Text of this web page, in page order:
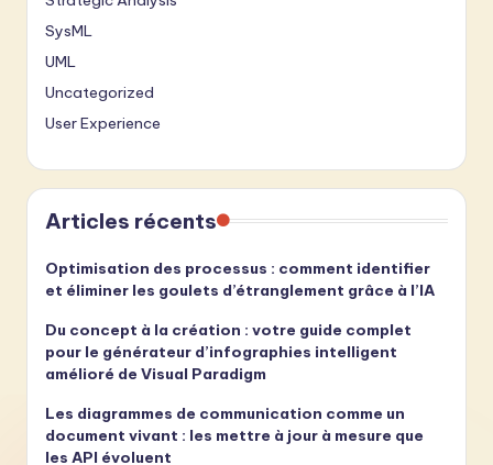
SysML
UML
Uncategorized
User Experience
Articles récents
Optimisation des processus : comment identifier
et éliminer les goulets d’étranglement grâce à l’IA
Du concept à la création : votre guide complet
pour le générateur d’infographies intelligent
amélioré de Visual Paradigm
Les diagrammes de communication comme un
document vivant : les mettre à jour à mesure que
les API évoluent